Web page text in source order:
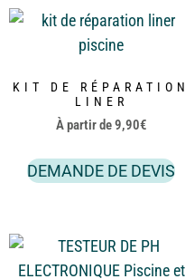
KIT DE RÉPARATION
LINER
À partir de9,90€
DEMANDE DE DEVIS